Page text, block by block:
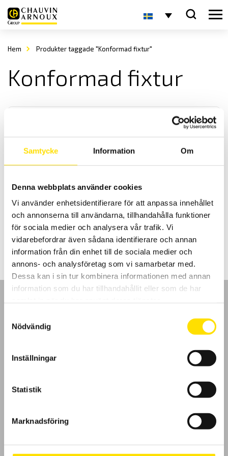
Samtycke Information Om
Denna webbplats använder cookies
Vi använder enhetsidentifierare för att anpassa innehållet
och annonserna till användarna, tillhandahålla funktioner
för sociala medier och analysera vår trafik. Vi
vidarebefordrar även sådana identifierare och annan
information från din enhet till de sociala medier och
annons- och analysföretag som vi samarbetar med.
Dessa kan i sin tur kombinera informationen med annan
information som du har tillhandahållit eller som de har
Nödvändig
Inställningar
Statistik
Marknadsföring
Hem Produkter taggade "Konformad fixtur"
Konformad fixtur
Mecmesin Cone Probe
Cone Probe från Mecmesin för tryck och punkteringstester, används
med dragprovare eller dynamometer
LÄS MER